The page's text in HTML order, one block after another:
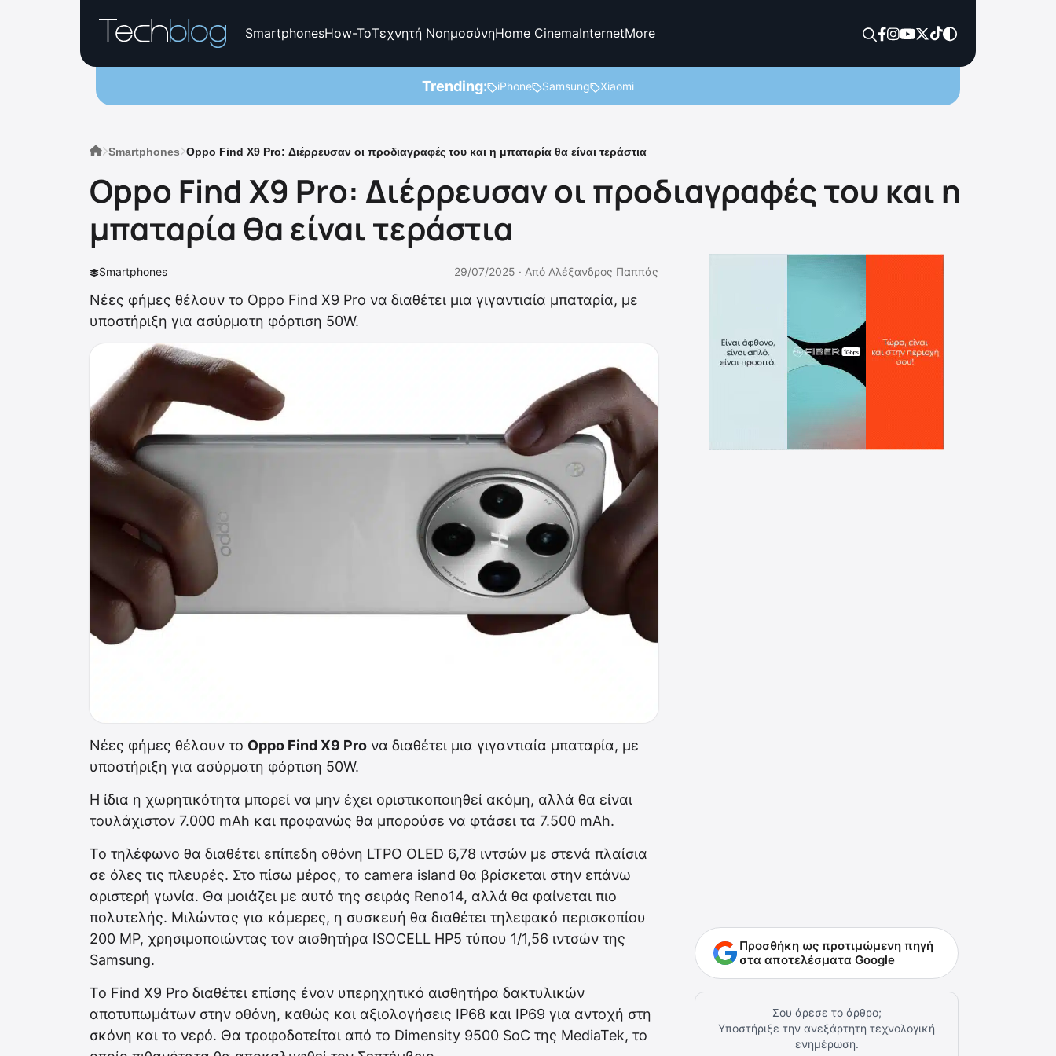
SmartphonesHow-ToΤεχνητή ΝοημοσύνηHome CinemaInternetMore
Trending: iPhone Samsung Xiaomi
Smartphones Oppo Find X9 Pro: Διέρρευσαν οι προδιαγραφές του και η μπαταρία θα είναι τεράστια
Oppo Find X9 Pro: Διέρρευσαν οι προδιαγραφές του και η
μπαταρία θα είναι τεράστια
Smartphones 29/07/2025 · Από Αλέξανδρος Παππάς
Νέες φήμες θέλουν το Oppo Find X9 Pro να διαθέτει μια γιγαντιαία μπαταρία, με
υποστήριξη για ασύρματη φόρτιση 50W.
Νέες φήμες θέλουν το Oppo Find X9 Pro να διαθέτει μια γιγαντιαία μπαταρία, με
υποστήριξη για ασύρματη φόρτιση 50W.
Η ίδια η χωρητικότητα μπορεί να μην έχει οριστικοποιηθεί ακόμη, αλλά θα είναι
τουλάχιστον 7.000 mAh και προφανώς θα μπορούσε να φτάσει τα 7.500 mAh.
Το τηλέφωνο θα διαθέτει επίπεδη οθόνη LTPO OLED 6,78 ιντσών με στενά πλαίσια
σε όλες τις πλευρές. Στο πίσω μέρος, το camera island θα βρίσκεται στην επάνω
αριστερή γωνία. Θα μοιάζει με αυτό της σειράς Reno14, αλλά θα φαίνεται πιο
πολυτελής. Μιλώντας για κάμερες, η συσκευή θα διαθέτει τηλεφακό περισκοπίου
200 MP, χρησιμοποιώντας τον αισθητήρα ISOCELL HP5 τύπου 1/1,56 ιντσών της
Samsung.
Το Find X9 Pro διαθέτει επίσης έναν υπερηχητικό αισθητήρα δακτυλικών
αποτυπωμάτων στην οθόνη, καθώς και αξιολογήσεις IP68 και IP69 για αντοχή στη
σκόνη και το νερό. Θα τροφοδοτείται από το Dimensity 9500 SoC της MediaTek, το
Προσθήκη ως προτιμώμενη πηγή
στα αποτελέσματα Google
Σου άρεσε το άρθρο;
Υποστήριξε την ανεξάρτητη τεχνολογική
ενημέρωση.